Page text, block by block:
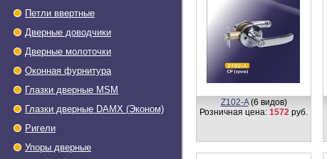
Петли ввертные
Дверные доводчики
Дверные молоточки
Оконная фурнитура
Глазки дверные МSМ
Глазки дверные DAMX (Эконом)
Ригели
Упоры дверные
Z102-A(6 видов)
Розничная цена: 1572 руб.